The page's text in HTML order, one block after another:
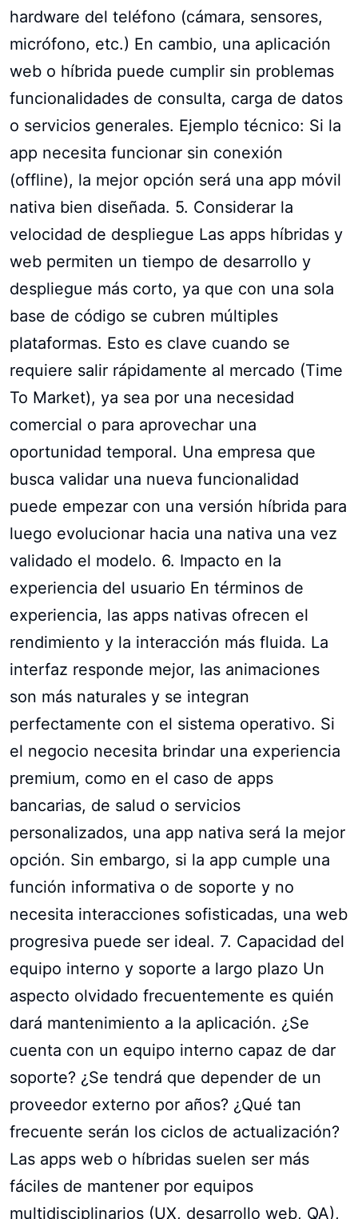
hardware del teléfono (cámara, sensores,
micrófono, etc.) En cambio, una aplicación
web o híbrida puede cumplir sin problemas
funcionalidades de consulta, carga de datos
o servicios generales. Ejemplo técnico: Si la
app necesita funcionar sin conexión
(offline), la mejor opción será una app móvil
nativa bien diseñada. 5. Considerar la
velocidad de despliegue Las apps híbridas y
web permiten un tiempo de desarrollo y
despliegue más corto, ya que con una sola
base de código se cubren múltiples
plataformas. Esto es clave cuando se
requiere salir rápidamente al mercado (Time
To Market), ya sea por una necesidad
comercial o para aprovechar una
oportunidad temporal. Una empresa que
busca validar una nueva funcionalidad
puede empezar con una versión híbrida para
luego evolucionar hacia una nativa una vez
validado el modelo. 6. Impacto en la
experiencia del usuario En términos de
experiencia, las apps nativas ofrecen el
rendimiento y la interacción más fluida. La
interfaz responde mejor, las animaciones
son más naturales y se integran
perfectamente con el sistema operativo. Si
el negocio necesita brindar una experiencia
premium, como en el caso de apps
bancarias, de salud o servicios
personalizados, una app nativa será la mejor
opción. Sin embargo, si la app cumple una
función informativa o de soporte y no
necesita interacciones sofisticadas, una web
progresiva puede ser ideal. 7. Capacidad del
equipo interno y soporte a largo plazo Un
aspecto olvidado frecuentemente es quién
dará mantenimiento a la aplicación. ¿Se
cuenta con un equipo interno capaz de dar
soporte? ¿Se tendrá que depender de un
proveedor externo por años? ¿Qué tan
frecuente serán los ciclos de actualización?
Las apps web o híbridas suelen ser más
fáciles de mantener por equipos
multidisciplinarios (UX, desarrollo web, QA),